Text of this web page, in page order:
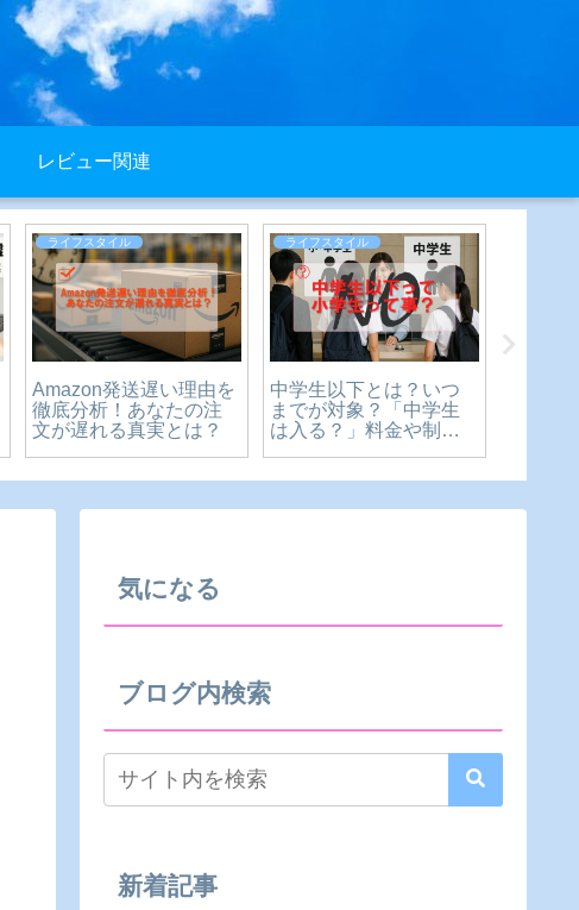
レビュー関連
ライフスタイル
Amazon発送遅い理由を
徹底分析！あなたの注
文が遅れる真実とは？
ライフスタイル
中学生以下とは？いつ
までが対象？「中学生
は入る？」料金や制限
気になる
ブログ内検索
新着記事